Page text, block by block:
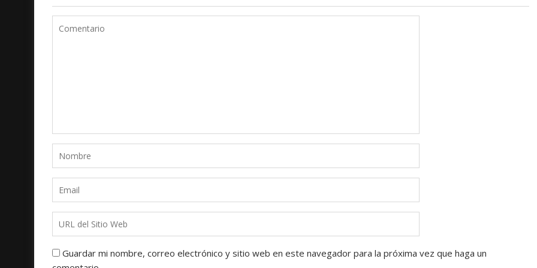
Guardar mi nombre, correo electrónico y sitio web en este navegador para la próxima vez que haga un